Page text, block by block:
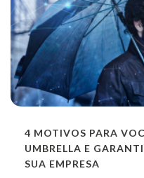
4 MOTIVOS PARA
UMBRELLA E
SUA EMPRESA